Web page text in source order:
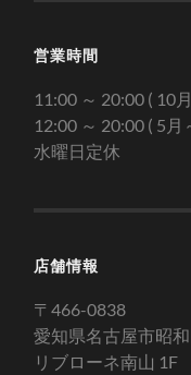
営業時間
11:00 ～ 20:00 ( 10
12:00 ～ 20:00 ( 5月
水曜日定休
店舗情報
〒466-0838
愛知県名古屋市昭
リブローネ南山 1F